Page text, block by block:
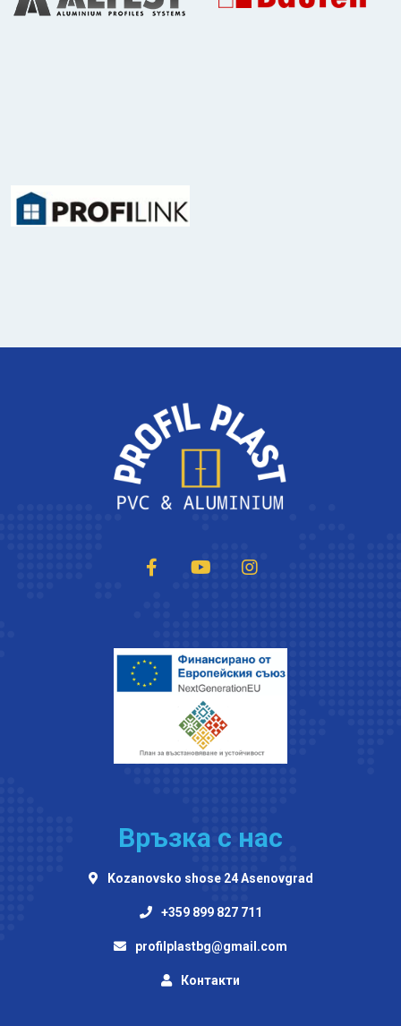
Връзка с нас
Kozanovsko shose 24 Asenovgrad
+359 899 827 711
profilplastbg@gmail.com
Контакти